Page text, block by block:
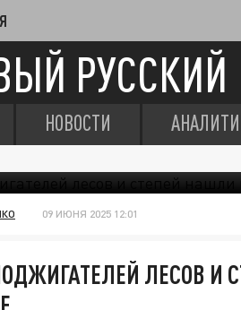
РУССКИЙ
НОВОСТИ
09 ИЮНЯ 2025 12:01
ЛЕСОВ И